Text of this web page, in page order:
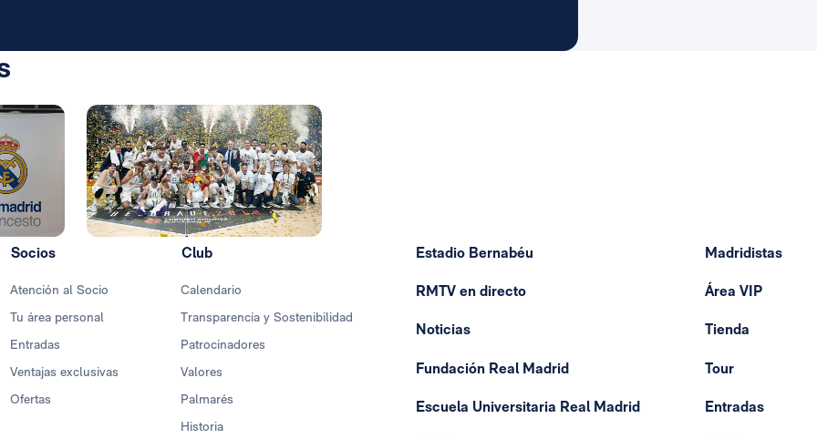
Foto: Real Madrid
Socios
Atención al Socio
Tu área personal
Entradas
Ventajas exclusivas
Ofertas
Club
Calendario
Transparencia y Sostenibilidad
Patrocinadores
Valores
Palmarés
Historia
Estadio Bernabéu
RMTV en directo
Noticias
Fundación Real Madrid
Escuela Universitaria Real Madrid
Madridistas
Área VIP
Tienda
Tour
Entradas